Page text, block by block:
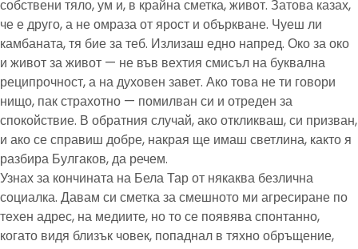
собствени тяло, ум и, в крайна сметка, живот. Затова казах,
че е друго, а не омраза от ярост и объркване. Чуеш ли
камбаната, тя бие за теб. Излизаш едно напред. Око за око
и живот за живот — не във вехтия смисъл на буквална
реципрочност, а на духовен завет. Ако това не ти говори
нищо, пак страхотно — помилван си и отреден за
спокойствие. В обратния случай, ако откликваш, си призван,
и ако се справиш добре, накрая ще имаш светлина, както я
разбира Булгаков, да речем.
Узнах за кончината на Бела Тар от някаква безлична
социалка. Давам си сметка за смешното ми агресиране по
техен адрес, на медиите, но то се появява спонтанно,
когато видя близък човек, попаднал в тяхно обръщение,